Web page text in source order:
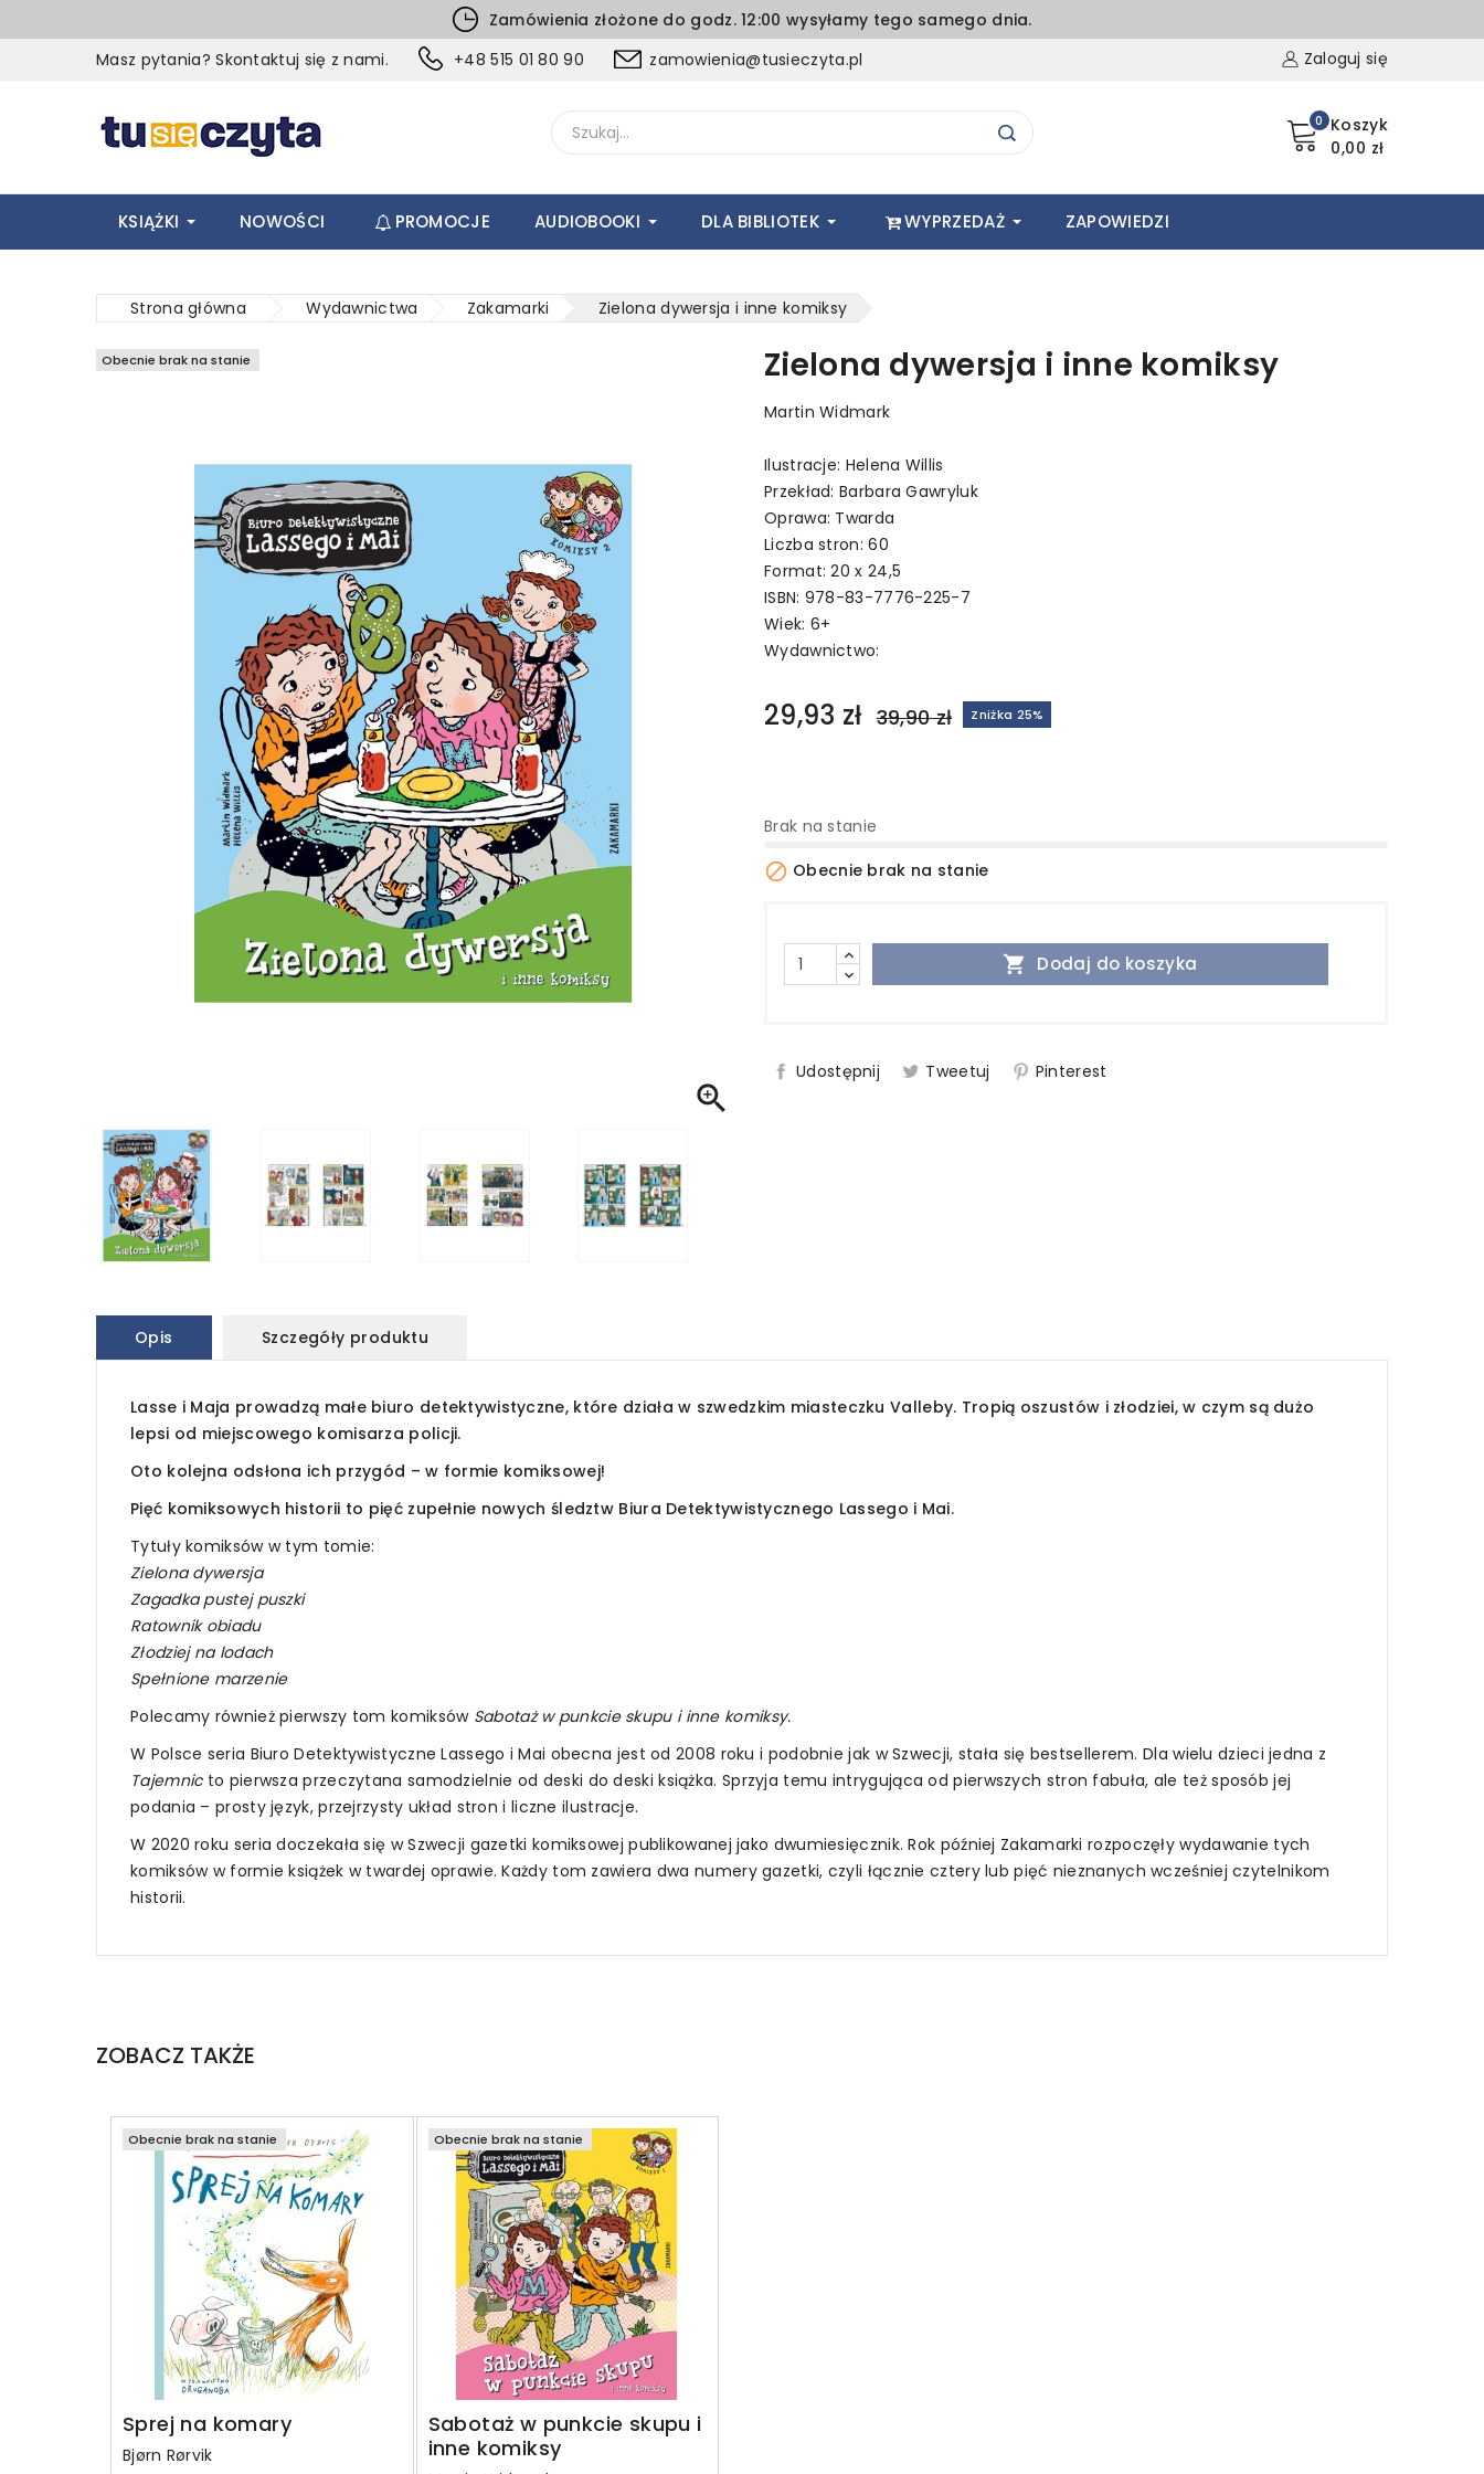
Zamówienia złożone do godz. 12:00 wysyłamy tego samego dnia.
Masz pytania? Skontaktuj się z nami.
+48 515 01 80 90 zamowienia@tusieczyta.pl Zaloguj się
0 Koszyk
0,00 zł
KSIĄŻKI NOWOŚCI PROMOCJE AUDIOBOOKI DLA BIBLIOTEK WYPRZEDAŻ ZAPOWIEDZI
Strona główna Wydawnictwa Zakamarki Zielona dywersja i inne komiksy
Obecnie brak na stanie

Obecnie brak na stanie Zielona dywersja i inne komiksy
Martin Widmark
Ilustracje: Helena Willis
Przekład: Barbara Gawryluk
Oprawa: Twarda
Liczba stron: 60
Format: 20 x 24,5
ISBN: 978-83-7776-225-7
Wiek: 6+
Wydawnictwo:
29,93 zł 39,90 zł Zniżka 25%
Brak na stanie
 Obecnie brak na stanie
 Dodaj do koszyka
Udostępnij Tweetuj Pinterest
Opis Szczegóły produktu
Lasse i Maja prowadzą małe biuro detektywistyczne, które działa w szwedzkim miasteczku Valleby. Tropią oszustów i złodziei, w czym są dużo
lepsi od miejscowego komisarza policji.
Oto kolejna odsłona ich przygód – w formie komiksowej!
Pięć komiksowych historii to pięć zupełnie nowych śledztw Biura Detektywistycznego Lassego i Mai.
Tytuły komiksów w tym tomie:
Zielona dywersja
Zagadka pustej puszki
Ratownik obiadu
Złodziej na lodach
Spełnione marzenie
Polecamy również pierwszy tom komiksów Sabotaż w punkcie skupu i inne komiksy.
W Polsce seria Biuro Detektywistyczne Lassego i Mai obecna jest od 2008 roku i podobnie jak w Szwecji, stała się bestsellerem. Dla wielu dzieci jedna z
Tajemnicto pierwsza przeczytana samodzielnie od deski do deski książka. Sprzyja temu intrygująca od pierwszych stron fabuła, ale też sposób jej
podania – prosty język, przejrzysty układ stron i liczne ilustracje.
W 2020 roku seria doczekała się w Szwecji gazetki komiksowej publikowanej jako dwumiesięcznik. Rok później Zakamarki rozpoczęły wydawanie tych
komiksów w formie książek w twardej oprawie. Każdy tom zawiera dwa numery gazetki, czyli łącznie cztery lub pięć nieznanych wcześniej czytelnikom
historii.
ZOBACZ TAKŻE
Obecnie brak na stanie
Sprej na komary
Bjørn Rørvik
Obecnie brak na stanie
Sabotaż w punkcie skupu i
inne komiksy